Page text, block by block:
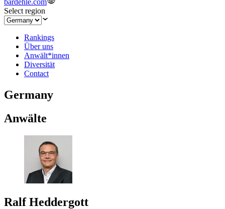
bardehle.com
Select region
Rankings
Über uns
Anwält*innen
Diversität
Contact
Germany
Anwälte
Ralf Heddergott